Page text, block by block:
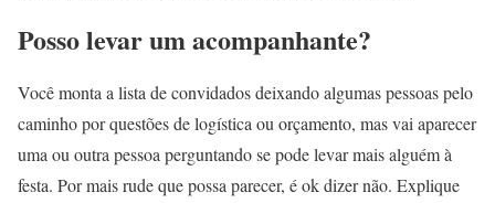
Posso levar um acompanhante?
Você monta a lista de convidados deixando algumas pessoas pelo
caminho por questões de logística ou orçamento, mas vai aparecer
uma ou outra pessoa perguntando se pode levar mais alguém à
festa. Por mais rude que possa parecer, é ok dizer não. Explique